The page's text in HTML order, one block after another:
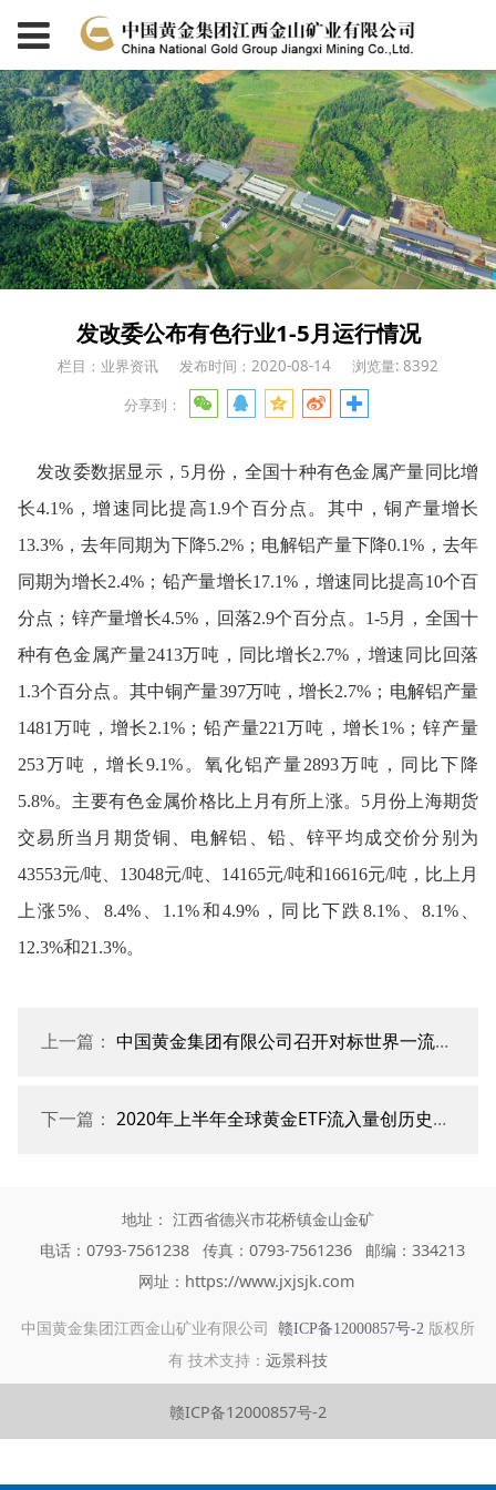
发改委公布有色行业1-5月运行情况
栏目：业界资讯 发布时间：2020-08-14
浏览量: 8392
分享到：
发改委数据显示，5月份，全国十种有色金属产量同比增
长4.1%，增速同比提高1.9个百分点。其中，铜产量增长
13.3%，去年同期为下降5.2%；电解铝产量下降0.1%，去年
同期为增长2.4%；铅产量增长17.1%，增速同比提高10个百
分点；锌产量增长4.5%，回落2.9个百分点。1-5月，全国十
种有色金属产量2413万吨，同比增长2.7%，增速同比回落
1.3个百分点。其中铜产量397万吨，增长2.7%；电解铝产量
1481万吨，增长2.1%；铅产量221万吨，增长1%；锌产量
253万吨，增长9.1%。氧化铝产量2893万吨，同比下降
5.8%。主要有色金属价格比上月有所上涨。5月份上海期货
交易所当月期货铜、电解铝、铅、锌平均成交价分别为
43553元/吨、13048元/吨、14165元/吨和16616元/吨，比上月
上涨5%、8.4%、1.1%和4.9%，同比下跌8.1%、8.1%、
12.3%和21.3%。
上一篇： 中国黄金集团有限公司召开对标世界一流管理提升行动启动会议
下一篇： 2020年上半年全球黄金ETF流入量创历史新高
地址： 江西省德兴市花桥镇金山金矿
电话：0793-7561238 传真：0793-7561236 邮编：334213
网址：https://www.jxjsjk.com
中国黄金集团江西金山矿业有限公司 赣ICP备12000857号-2 版权所
有 技术支持： 远景科技
赣ICP备12000857号-2